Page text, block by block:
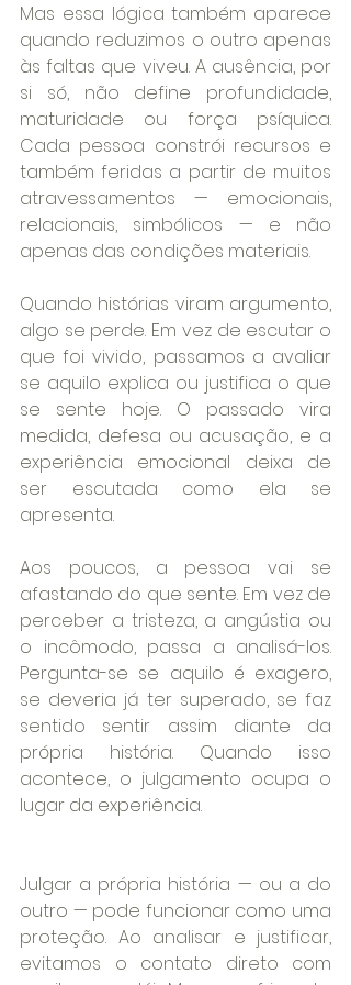
Mas essa lógica também aparece
quando reduzimos o outro apenas
às faltas que viveu. A ausência, por
si só, não define profundidade,
maturidade ou força psíquica.
Cada pessoa constrói recursos e
também feridas a partir de muitos
atravessamentos — emocionais,
relacionais, simbólicos — e não
apenas das condições materiais.
Quando histórias viram argumento,
algo se perde. Em vez de escutar o
que foi vivido, passamos a avaliar
se aquilo explica ou justifica o que
se sente hoje. O passado vira
medida, defesa ou acusação, e a
experiência emocional deixa de
ser escutada como ela se
apresenta.
Aos poucos, a pessoa vai se
afastando do que sente. Em vez de
perceber a tristeza, a angústia ou
o incômodo, passa a analisá-los.
Pergunta-se se aquilo é exagero,
se deveria já ter superado, se faz
sentido sentir assim diante da
própria história. Quando isso
acontece, o julgamento ocupa o
lugar da experiência.
Julgar a própria história — ou a do
outro — pode funcionar como uma
proteção. Ao analisar e justificar,
evitamos o contato direto com